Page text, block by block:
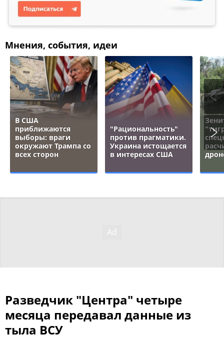
Мнения, события, идеи
В США
приближаются
выборы: враги
окружают Трампа со
всех сторон
"Рациональность"
против прагматики.
Украина истощается
в интересах США
Разведчик "Центра" четыре
месяца передавал данные из
тыла ВСУ